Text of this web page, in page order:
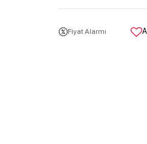
Fiyat Alarmı